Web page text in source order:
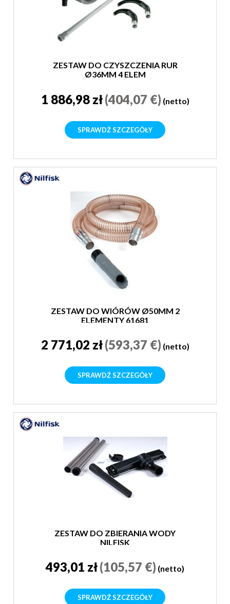
ZESTAW DO CZYSZCZENIA RUR
Ø36MM 4 ELEM
1 886,98 zł(404,07 €) (netto)
SPRAWDŹ SZCZEGÓŁY
ZESTAW DO WIÓRÓW Ø50MM 2
ELEMENTY 61681
2 771,02 zł(593,37 €) (netto)
SPRAWDŹ SZCZEGÓŁY
ZESTAW DO ZBIERANIA WODY
NILFISK
493,01 zł(105,57 €) (netto)
SPRAWDŹ SZCZEGÓŁY